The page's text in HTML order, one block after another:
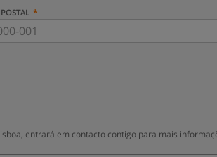
entrará em contacto contigo para mais